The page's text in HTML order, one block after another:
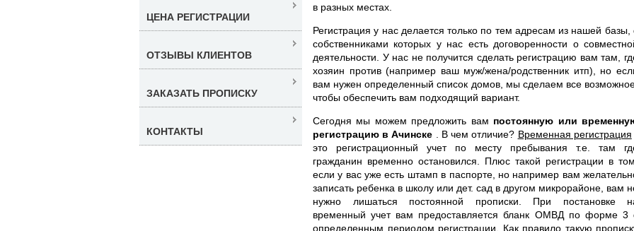
в разных местах.
Регистрация у нас делается только по тем адресам из нашей базы,
собственниками которых у нас есть договоренности о
деятельности. У нас не получится сделать регистрацию вам там,
хозяин против (например ваш муж/жена/родственник итп), но
вам нужен определенный список домов, мы сделаем все
чтобы обеспечить вам подходящий вариант.
Сегодня мы можем предложить вам постоянную или
регистрацию в Ачинске
. В чем отличие? Временная регистрация
это регистрационный учет по месту пребывания т.е. там
гражданин временно остановился. Плюс такой регистрации в том,
если у вас уже есть штамп в паспорте, но например вам
записать ребенка в школу или дет. сад в другом микрорайоне, вам
нужно лишаться постоянной прописки. При постановке
временный учет вам предоставляется бланк ОМВД по форме 3
определенным периодом регистрации. Как правило такую
ЦЕНА РЕГИСТРАЦИИ
ОТЗЫВЫ КЛИЕНТОВ
ЗАКАЗАТЬ ПРОПИСКУ
КОНТАКТЫ